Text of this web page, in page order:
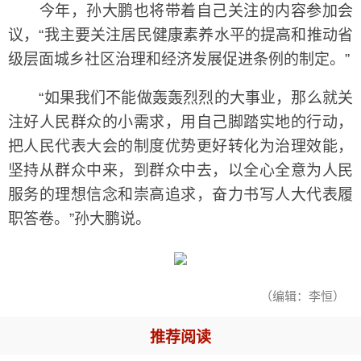
今年，孙大鹏也将带着自己关注的内容参加会
议，“我主要关注居民健康素养水平的提高和推动省
级层面城乡社区治理和经济发展促进条例的制定。”
“如果我们不能做轰轰烈烈的大事业，那么就关
注好人民群众的小需求，用自己脚踏实地的行动，
把人民代表大会的制度优势更好转化为治理效能，
坚持从群众中来，到群众中去，以全心全意为人民
服务的理想信念和崇高追求，奋力书写人大代表履
职答卷。”孙大鹏说。
（编辑：李恒）
推荐阅读